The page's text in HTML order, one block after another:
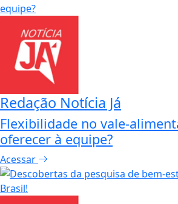
Redação Notícia Já
Flexibilidade no vale-
oferecer à equipe?
Acessar